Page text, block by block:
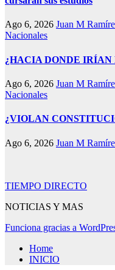
Ago 6, 2026 Juan M
Nacionales
¿HACIA DONDE IRÍAN
Ago 6, 2026 Juan M
Nacionales
¿VIOLAN
Ago 6, 2026 Juan M
TIEMPO DIRECTO
NOTICIAS Y MAS
Funciona gracias a
Home
INICIO